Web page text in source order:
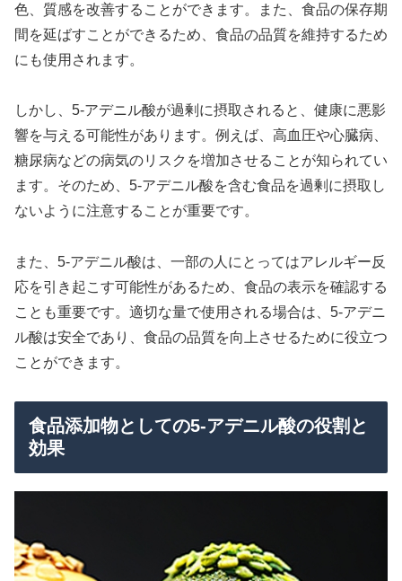
色、質感を改善することができます。また、食品の保存期
間を延ばすことができるため、食品の品質を維持するため
にも使用されます。
しかし、5-アデニル酸が過剰に摂取されると、健康に悪影
響を与える可能性があります。例えば、高血圧や心臓病、
糖尿病などの病気のリスクを増加させることが知られてい
ます。そのため、5-アデニル酸を含む食品を過剰に摂取し
ないように注意することが重要です。
また、5-アデニル酸は、一部の人にとってはアレルギー反
応を引き起こす可能性があるため、食品の表示を確認する
ことも重要です。適切な量で使用される場合は、5-アデニ
ル酸は安全であり、食品の品質を向上させるために役立つ
ことができます。
食品添加物としての5-アデニル酸の役割と
効果